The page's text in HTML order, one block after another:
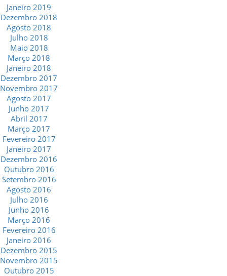
Janeiro 2019
Dezembro 2018
Agosto 2018
Julho 2018
Maio 2018
Março 2018
Janeiro 2018
Dezembro 2017
Novembro 2017
Agosto 2017
Junho 2017
Abril 2017
Março 2017
Fevereiro 2017
Janeiro 2017
Dezembro 2016
Outubro 2016
Setembro 2016
Agosto 2016
Julho 2016
Junho 2016
Março 2016
Fevereiro 2016
Janeiro 2016
Dezembro 2015
Novembro 2015
Outubro 2015